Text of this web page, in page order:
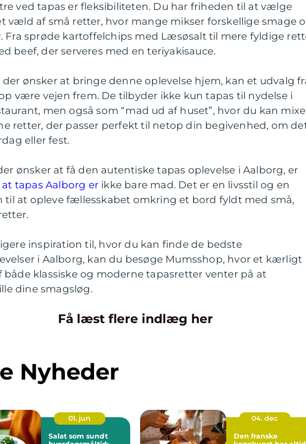
ved tapas er fleksibiliteten. Du har friheden til at vælge
væld af små retter, hvor mange mikser forskellige smage
Fra sprøde kartoffelchips med Læsøsalt til mere fyldige
beef, der serveres med en teriyakisauce.
der ønsker at bringe denne oplevelse hjem, kan et udvalg
være vejen frem. De tilbyder ikke kun tapas til nydelse i
men også som “mad ud af huset”, hvor du kan mixe
retter, der passer perfekt til netop din begivenhed, om
eller fest.
ønsker at få den autentiske tapas oplevelse i Aalborg, er
at tapas Aalborg er ikke bare mad. Det er en livsstil og en
til at opleve fællesskabet omkring et bord fyldt med små,
inspiration til, hvor du kan finde de bedste
i Aalborg, kan du besøge Mumsshop, hvor et kærligt
både klassiske og moderne tapasretter venter på at
dine smagsløg.
Få læst flere indlæg her
Nyheder
01. jun
Salat som sundt
04. dec
Den franske